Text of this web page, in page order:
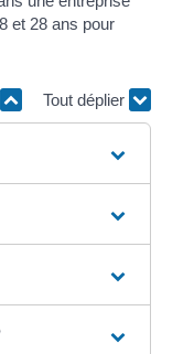
et 28 ans pour
Tout déplier